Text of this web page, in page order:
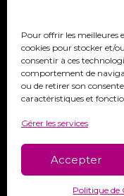
Pour offrir les meilleures
cookies pour stocker et/
consentir à ces
comportement de
ou de retirer son
caractéristiques et
Gérer les services
Accepter
Politique de